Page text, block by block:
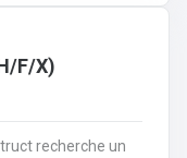
F/X)